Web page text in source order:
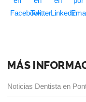
MÁS
Noticias Dentista en